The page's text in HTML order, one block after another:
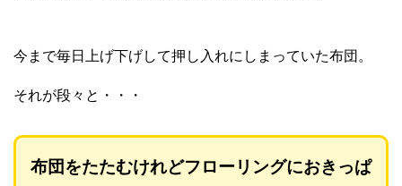
今まで毎日上げ下げして押し入れにしまっていた布団。
それが段々と・・・
布団をたたむけれどフローリングにおきっぱ